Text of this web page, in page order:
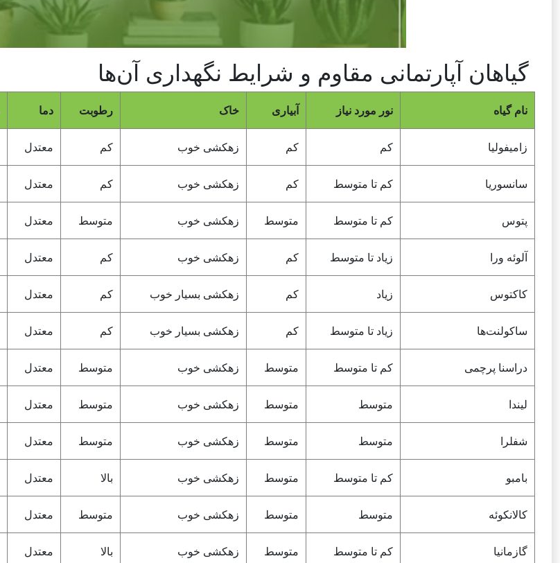
گیاهان آپارتمانی مقاوم و شرایط نگهداری آن‌ها
نام گیاه نور مورد نیاز آبیاری خاک رطوبت دما
زامیفولیا کم کم زهکشی خوب کم معتدل
سانسوریا کم تا متوسط کم زهکشی خوب کم معتدل
پتوس کم تا متوسط متوسط زهکشی خوب متوسط معتدل
آلوئه ورا زیاد تا متوسط کم زهکشی خوب کم معتدل
کاکتوس زیاد کم زهکشی بسیار خوب کم معتدل
ساکولنت‌ها زیاد تا متوسط کم زهکشی بسیار خوب کم معتدل
دراسنا پرچمی کم تا متوسط متوسط زهکشی خوب متوسط معتدل
لیندا متوسط متوسط زهکشی خوب متوسط معتدل
شفلرا متوسط متوسط زهکشی خوب متوسط معتدل
بامبو کم تا متوسط متوسط زهکشی خوب بالا معتدل
کالانکوئه متوسط متوسط زهکشی خوب متوسط معتدل
گازمانیا کم تا متوسط متوسط زهکشی خوب بالا معتدل